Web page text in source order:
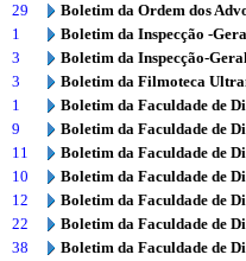
29
Boletim da Ordem dos
1
Boletim da Inspecção -
3
Boletim da Inspecção-
3
Boletim da Filmoteca
1
Boletim da Faculdade de
9
Boletim da Faculdade de
11
Boletim da Faculdade de
10
Boletim da Faculdade de
12
Boletim da Faculdade de
22
Boletim da Faculdade de
38
Boletim da Faculdade de